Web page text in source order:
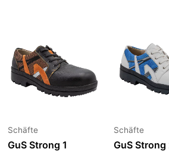
Schäfte
GuS Strong 1
Schäfte
GuS Strong